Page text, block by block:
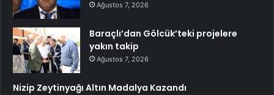
Ağustos 7, 2026
Baraçlı’dan Gölcük’teki projelere
yakın takip
Ağustos 7, 2026
Nizip Zeytinyağı Altın Madalya Kazandı